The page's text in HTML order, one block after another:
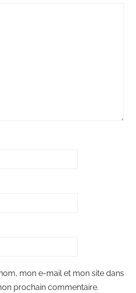
mon e-mail et mon site dans
prochain commentaire.